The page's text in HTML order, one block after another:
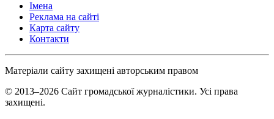
Імена
Реклама на сайті
Карта сайту
Контакти
Матеріали сайту захищені авторським правом
© 2013–2026 Сайт громадської журналістики. Усі права
захищені.